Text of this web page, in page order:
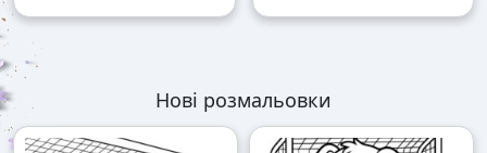
Нові розмальовки